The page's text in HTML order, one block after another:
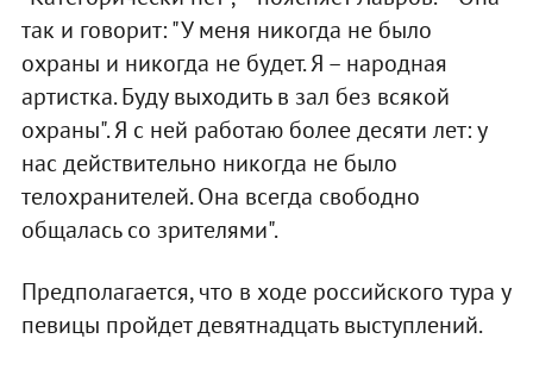
так и говорит: "У меня никогда не было
охраны и никогда не будет. Я – народная
артистка. Буду выходить в зал без всякой
охраны". Я с ней работаю более десяти лет: у
нас действительно никогда не было
телохранителей. Она всегда свободно
общалась со зрителями".
Предполагается, что в ходе российского тура у
певицы пройдет девятнадцать выступлений.